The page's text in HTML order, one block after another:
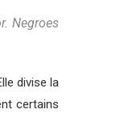
Negroes
divise la
certains